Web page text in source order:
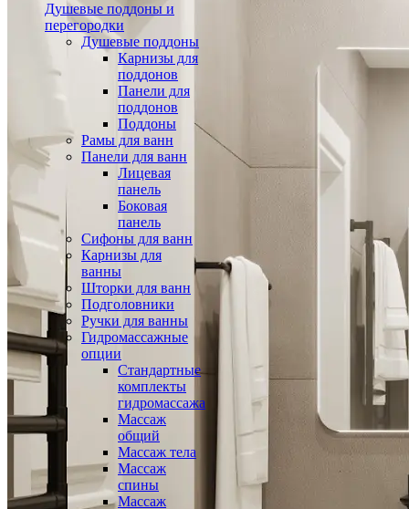
Душевые поддоны и
перегородки
Душевые поддоны
Карнизы для
поддонов
Панели для
поддонов
Поддоны
Рамы для ванн
Панели для ванн
Лицевая
панель
Боковая
панель
Сифоны для ванн
Карнизы для
ванны
Шторки для ванн
Подголовники
Ручки для ванны
Гидромассажные
опции
Стандартные
комплекты
гидромассажа
Массаж
общий
Массаж тела
Массаж
спины
Массаж